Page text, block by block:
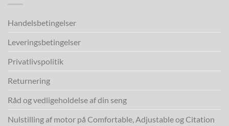
Handelsbetingelser
Leveringsbetingelser
Privatlivspolitik
Returnering
Råd og vedligeholdelse af din seng
Nulstilling af motor på Comfortable, Adjustable og Citation